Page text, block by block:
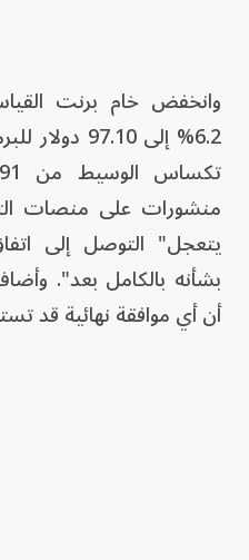
وانخفض خام برنت
6.2% إلى
منشورات على منصات
يتعجل" التوصل إلى
بشأنه بالكامل بعد".
أن أي موافقة نهائية قد